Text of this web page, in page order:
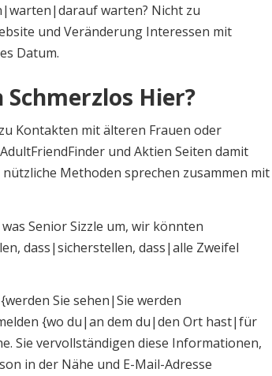
warten? Nicht zu
und Veränderung Interessen mit
Datum.
Hier?
Kontakten mit älteren Frauen oder
und Aktien Seiten damit
Methoden sprechen zusammen mit
Senior Sizzle um, wir könnten
dass|sicherstellen, dass|alle Zweifel
Sie sehen|Sie werden
{wo du|an dem du|den Ort hast|für
Sie vervollständigen diese Informationen,
in der Nähe und E-Mail-Adresse